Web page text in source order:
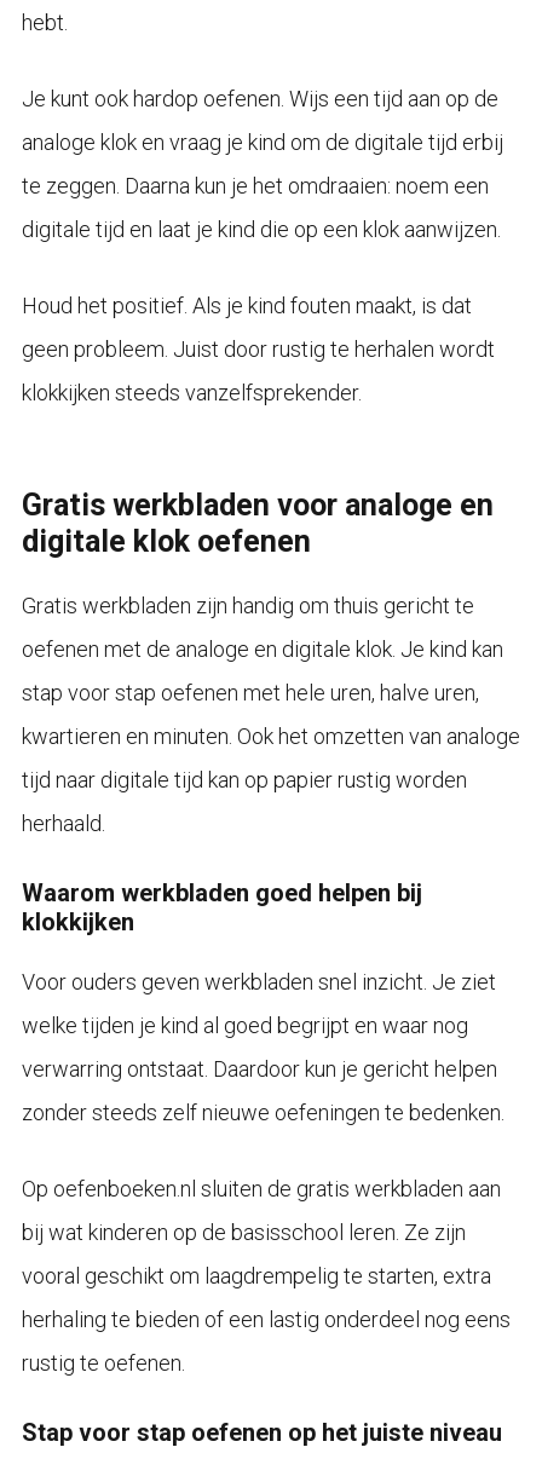
hebt.
Je kunt ook hardop oefenen. Wijs een tijd aan op de
analoge klok en vraag je kind om de digitale tijd erbij
te zeggen. Daarna kun je het omdraaien: noem een
digitale tijd en laat je kind die op een klok aanwijzen.
Houd het positief. Als je kind fouten maakt, is dat
geen probleem. Juist door rustig te herhalen wordt
klokkijken steeds vanzelfsprekender.
Gratis werkbladen voor analoge en
digitale klok oefenen
Gratis werkbladen zijn handig om thuis gericht te
oefenen met de analoge en digitale klok. Je kind kan
stap voor stap oefenen met hele uren, halve uren,
kwartieren en minuten. Ook het omzetten van analoge
tijd naar digitale tijd kan op papier rustig worden
herhaald.
Waarom werkbladen goed helpen bij
klokkijken
Voor ouders geven werkbladen snel inzicht. Je ziet
welke tijden je kind al goed begrijpt en waar nog
verwarring ontstaat. Daardoor kun je gericht helpen
zonder steeds zelf nieuwe oefeningen te bedenken.
Op oefenboeken.nl sluiten de gratis werkbladen aan
bij wat kinderen op de basisschool leren. Ze zijn
vooral geschikt om laagdrempelig te starten, extra
herhaling te bieden of een lastig onderdeel nog eens
rustig te oefenen.
Stap voor stap oefenen op het juiste niveau